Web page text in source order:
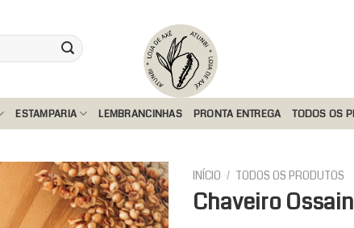
ESTAMPARIA LEMBRANCINHAS PRONTA ENTREGA TODOS OS
INÍCIO / TODOS OS PRODUTOS
Chaveiro Ossain